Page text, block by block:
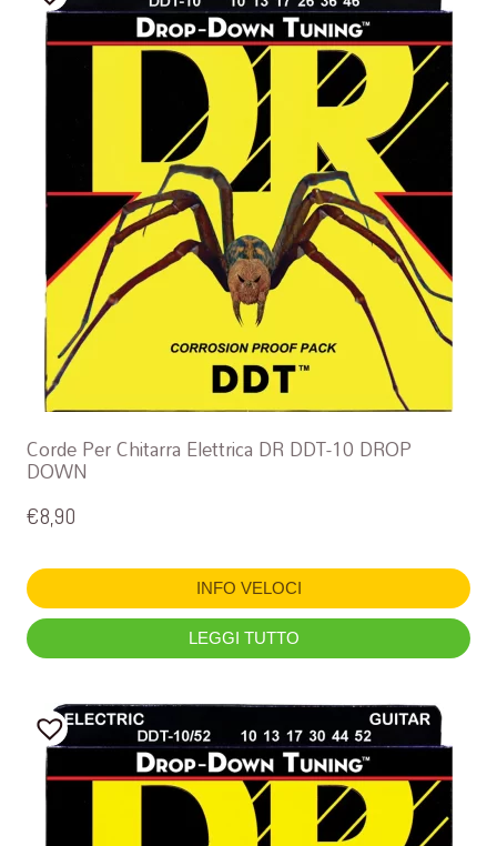
Corde Per Chitarra Elettrica DR DDT-10 DROP
DOWN
€8,90
INFO VELOCI
LEGGI TUTTO